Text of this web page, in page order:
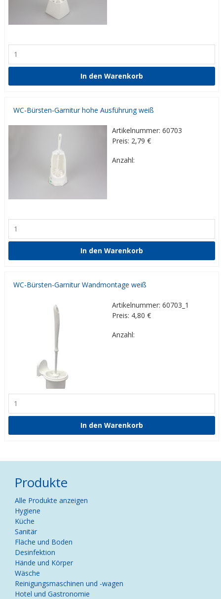
WC-Bürsten-Garnitur hohe Ausführung weiß
Artikelnummer: 60703
Preis: 2,79 €
Anzahl:
WC-Bürsten-Garnitur Wandmontage weiß
Artikelnummer: 60703_1
Preis: 4,80 €
Anzahl:
Produkte
Navigation
überspringen
Alle Produkte anzeigen
Hygiene
Küche
Sanitär
Fläche und Boden
Desinfektion
Hände und Körper
Wäsche
Reinigungsmaschinen und -wagen
Hotel und Gastronomie